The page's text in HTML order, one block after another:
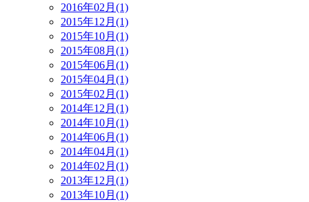
2016年02月(1)
2015年12月(1)
2015年10月(1)
2015年08月(1)
2015年06月(1)
2015年04月(1)
2015年02月(1)
2014年12月(1)
2014年10月(1)
2014年06月(1)
2014年04月(1)
2014年02月(1)
2013年12月(1)
2013年10月(1)